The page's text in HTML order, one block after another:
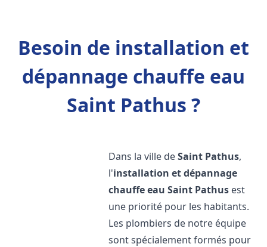
Besoin de installation et
dépannage chauffe eau
Saint Pathus ?
Dans la ville deSaint Pathus,
l'installation et dépannage
chauffe eau Saint Pathus est
une priorité pour les habitants.
Les plombiers de notre équipe
sont spécialement formés pour